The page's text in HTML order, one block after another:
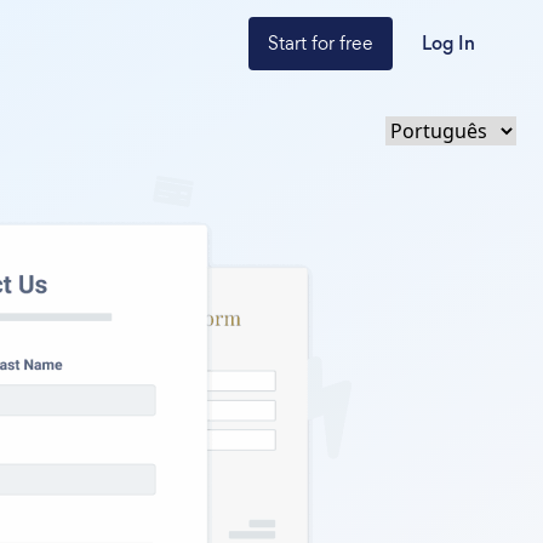
Start for free Log In